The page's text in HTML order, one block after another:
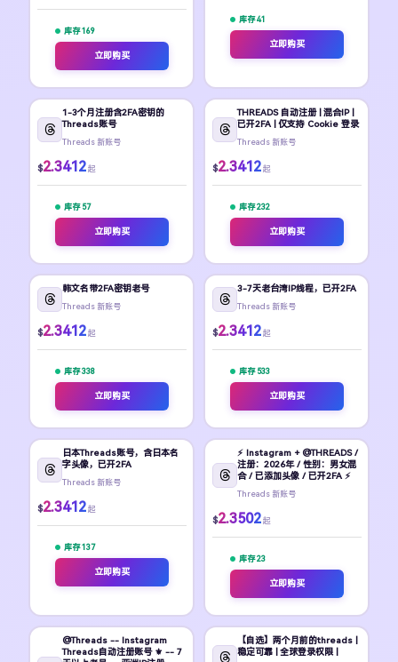
库存 169
立即购买
库存 41
立即购买
1-3个月注册含2FA密钥的
Threads账号
Threads 新账号
$2.3412 起
库存 57
立即购买
THREADS 自动注册 | 混合IP |
已开2FA | 仅支持 Cookie 登录
Threads 新账号
$2.3412 起
库存 232
立即购买
韩文名带2FA密钥老号
Threads 新账号
$2.3412 起
库存 338
立即购买
3-7天老台湾IP线程，已开2FA
Threads 新账号
$2.3412 起
库存 533
立即购买
日本Threads账号，含日本名
字头像，已开2FA
Threads 新账号
$2.3412 起
库存 137
立即购买
⚡ Instagram + @THREADS /
注册：2026年 / 性别：男女混
合 / 已添加头像 / 已开2FA ⚡
Threads 新账号
$2.3502 起
库存 23
立即购买
@Threads -- Instagram
Threads自动注册账号 ⚜️ -- 7
【自选】两个月前的threads |
稳定可靠 | 全球登录权限 |